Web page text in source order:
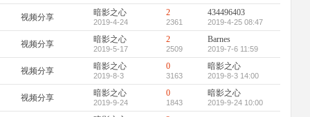
视频分享 暗影之心
2019-4-24
2
2361
434496403
2019-4-25 08:47
视频分享 暗影之心
2019-5-17
2
2509
Barnes
2019-7-6 11:59
视频分享 暗影之心
2019-8-3
0
3163
暗影之心
2019-8-3 14:00
视频分享 暗影之心
2019-9-24
0
1843
暗影之心
2019-9-24 10:00